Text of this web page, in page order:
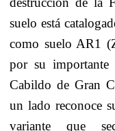
suelo está
como suelo AR1
por su
Cabildo de Gran
un lado reconoce
variante que